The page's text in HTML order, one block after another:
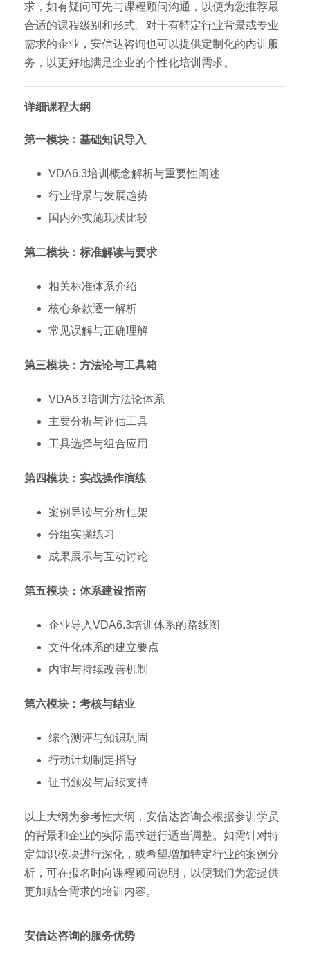
求，如有疑问可先与课程顾问沟通，以便为您推荐最
合适的课程级别和形式。对于有特定行业背景或专业
需求的企业，安信达咨询也可以提供定制化的内训服
务，以更好地满足企业的个性化培训需求。
详细课程大纲
第一模块：基础知识导入
VDA6.3培训概念解析与重要性阐述
行业背景与发展趋势
国内外实施现状比较
第二模块：标准解读与要求
相关标准体系介绍
核心条款逐一解析
常见误解与正确理解
第三模块：方法论与工具箱
VDA6.3培训方法论体系
主要分析与评估工具
工具选择与组合应用
第四模块：实战操作演练
案例导读与分析框架
分组实操练习
成果展示与互动讨论
第五模块：体系建设指南
企业导入VDA6.3培训体系的路线图
文件化体系的建立要点
内审与持续改善机制
第六模块：考核与结业
综合测评与知识巩固
行动计划制定指导
证书颁发与后续支持
以上大纲为参考性大纲，安信达咨询会根据参训学员
的背景和企业的实际需求进行适当调整。如需针对特
定知识模块进行深化，或希望增加特定行业的案例分
析，可在报名时向课程顾问说明，以便我们为您提供
更加贴合需求的培训内容。
安信达咨询的服务优势